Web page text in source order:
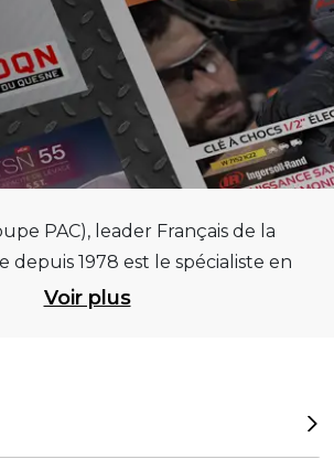
PAC), leader Français de la
depuis 1978 est le spécialiste en
pour garages et centres
sur des critères de
Voir plus